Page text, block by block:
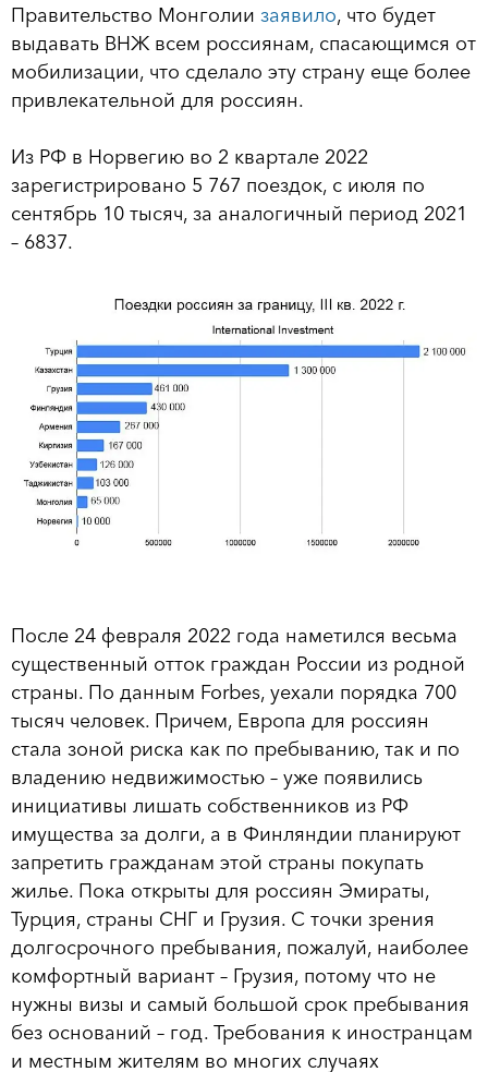
Правительство Монголии заявило, что будет
выдавать ВНЖ всем россиянам, спасающимся от
мобилизации, что сделало эту страну еще более
привлекательной для россиян.
Из РФ в Норвегию во 2 квартале 2022
зарегистрировано 5 767 поездок, с июля по
сентябрь 10 тысяч, за аналогичный период 2021
– 6837.
После 24 февраля 2022 года наметился весьма
существенный отток граждан России из родной
страны. По данным Forbes, уехали порядка 700
тысяч человек. Причем, Европа для россиян
стала зоной риска как по пребыванию, так и по
владению недвижимостью – уже появились
инициативы лишать собственников из РФ
имущества за долги, а в Финляндии планируют
запретить гражданам этой страны покупать
жилье. Пока открыты для россиян Эмираты,
Турция, страны СНГ и Грузия. С точки зрения
долгосрочного пребывания, пожалуй, наиболее
комфортный вариант – Грузия, потому что не
нужны визы и самый большой срок пребывания
без оснований – год. Требования к иностранцам
и местным жителям во многих случаях